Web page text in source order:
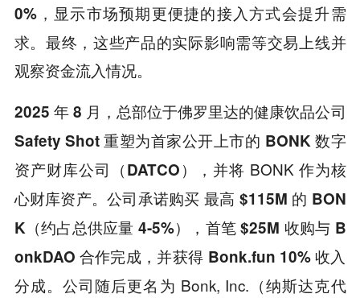
0%， 显示市场预期更便捷的接入方式会提升需
求。最终，这些产品的实际影响需等交易上线并
观察资金流入情况。
2025 年 8 月， 总部位于佛罗里达的健康饮品公司
Safety Shot重塑为首家公开上市的 BONK 数字
资产财库公司（DATCO）
，并将 BONK 作为核
心财库资产。公司承诺购买 最高 $115M 的 BON
K（约占总供应量 4-5%）
， 首笔 $25M 收购与 B
onkDAO 合作完成，并获得 Bonk.fun 10% 收入
分成。 公司随后更名为 Bonk, Inc.（纳斯达克代